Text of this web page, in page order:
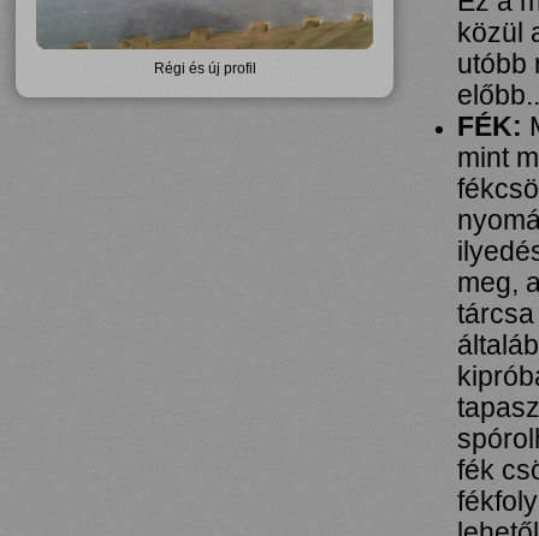
Régi és új profil
közül
utóbb
FÉK:
mint
meg,
fék